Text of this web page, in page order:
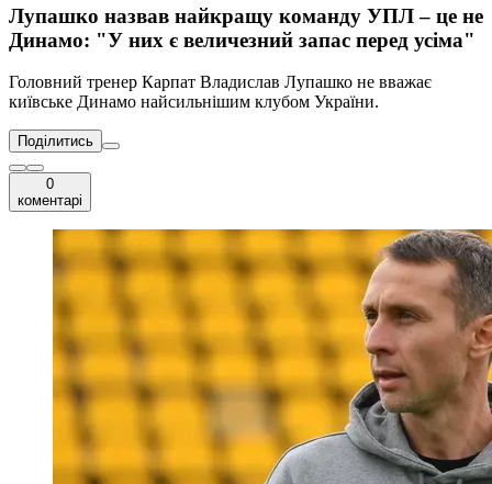
Лупашко назвав найкращу команду УПЛ – це не
Динамо: "У них є величезний запас перед усіма"
Головний тренер Карпат Владислав Лупашко не вважає
київське Динамо найсильнішим клубом України.
Поділитись
0
коментарі